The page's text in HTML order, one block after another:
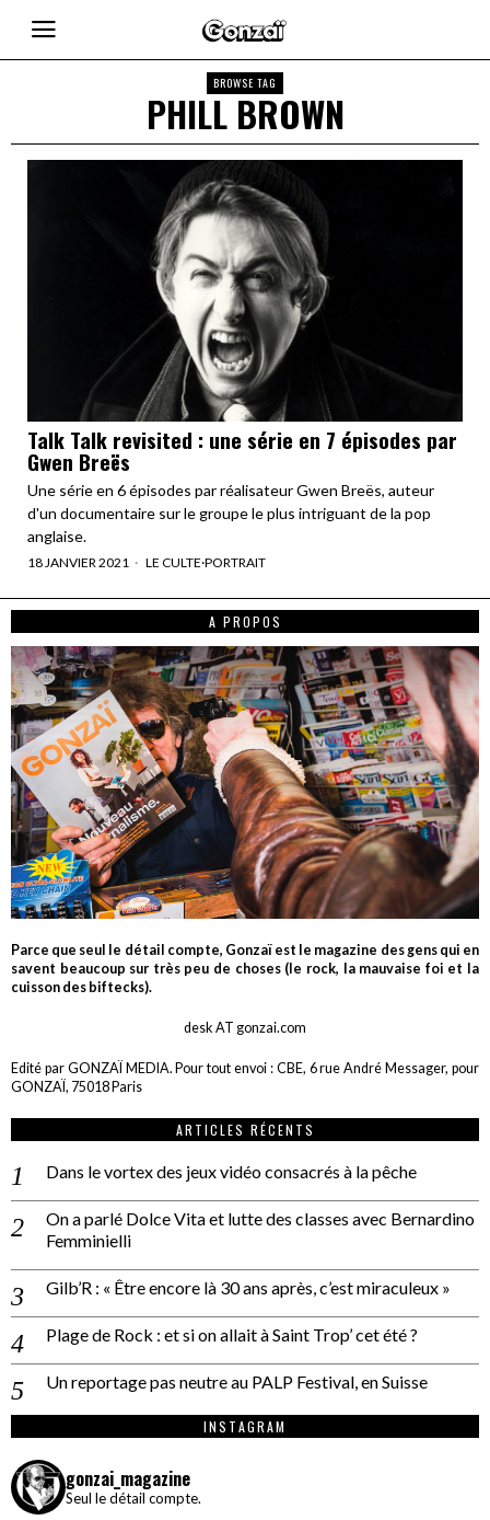
BROWSE TAG
PHILL BROWN
Talk Talk revisited : une série en 7 épisodes par
Gwen Breës
Une série en 6 épisodes par réalisateur Gwen Breës, auteur
d'un documentaire sur le groupe le plus intriguant de la pop
anglaise.
18 JANVIER 2021 LE CULTE·PORTRAIT
A PROPOS
Parce que seul le détail compte, Gonzaï est le magazine des gens qui en
savent beaucoup sur très peu de choses (le rock, la mauvaise foi et la
cuisson des biftecks).
desk AT gonzai.com
Edité par GONZAÏ MEDIA. Pour tout envoi : CBE, 6 rue André Messager, pour
GONZAÏ, 75018 Paris
ARTICLES RÉCENTS
Dans le vortex des jeux vidéo consacrés à la pêche
On a parlé Dolce Vita et lutte des classes avec Bernardino
Femminielli
Gilb’R : « Être encore là 30 ans après, c’est miraculeux »
Plage de Rock : et si on allait à Saint Trop’ cet été ?
Un reportage pas neutre au PALP Festival, en Suisse
INSTAGRAM
gonzai_magazine
Seul le détail compte.